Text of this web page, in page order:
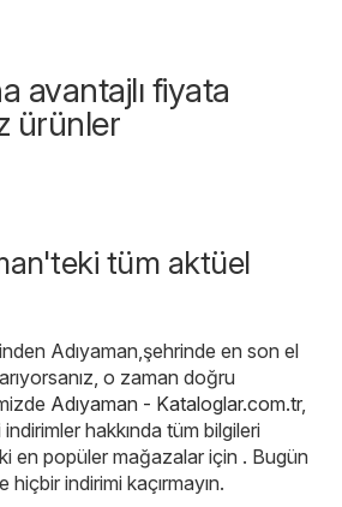
avantajlı fiyata
ürünler
tüm aktüel
Adıyaman,şehrinde en son el
o zaman doğru
Adıyaman - Kataloglar.com.tr,
hakkında tüm bilgileri
en popüler mağazalar için . Bugün
indirimi kaçırmayın.